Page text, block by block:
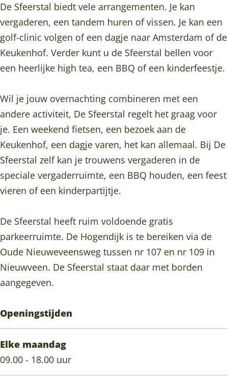
e
a
D
e
S
e
e
r
s
t
a
l
h
T
e
a
D
S
f
e
e
r
s
t
l
g
h
T
e
a
e
S
e
e
r
s
a
l
e
a
D
e
S
e
e
r
s
t
a
g
h
T
e
D
e
S
f
e
e
r
t
a
l
De Sfeerstal biedt vele arrangementen. Je kan
vergaderen, een tandem huren of vissen. Je kan een
golf-clinic volgen of een dagje naar Amsterdam of de
Keukenhof. Verder kunt u de Sfeerstal bellen voor
een heerlijke high tea, een BBQ of een kinderfeestje.
Wil je jouw overnachting combineren met een
andere activiteit, De Sfeerstal regelt het graag voor
je. Een weekend fietsen, een bezoek aan de
Keukenhof, een dagje varen, het kan allemaal. Bij De
Sfeerstal zelf kan je trouwens vergaderen in de
speciale vergaderruimte, een BBQ houden, een feest
vieren of een kinderpartijtje.
De Sfeerstal heeft ruim voldoende gratis
parkeerruimte. De Hogendijk is te bereiken via de
Oude Nieuweveensweg tussen nr 107 en nr 109 in
Nieuwveen. De Sfeerstal staat daar met borden
aangegeven.
Openingstijden
Elke maandag
09.00 - 18.00 uur